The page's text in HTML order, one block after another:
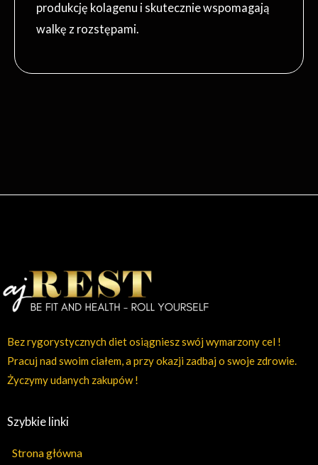
produkcję kolagenu i skutecznie wspomagają
walkę z rozstępami.
Bez rygorystycznych diet osiągniesz swój wymarzony cel !
Pracuj nad swoim ciałem, a przy okazji zadbaj o swoje zdrowie.
Życzymy udanych zakupów !
Szybkie linki
Strona główna